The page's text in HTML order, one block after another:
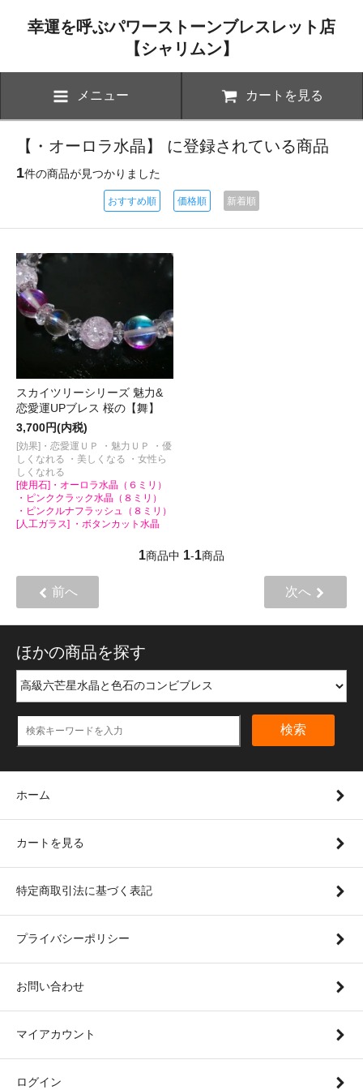
幸運を呼ぶパワーストーンブレスレット店
【シャリムン】
メニュー カートを見る
【・オーロラ水晶】 に登録されている商品
1件の商品が見つかりました
おすすめ順 価格順 新着順
スカイツリーシリーズ 魅力&
恋愛運UPブレス 桜の【舞】
3,700円(内税)
[効果]・恋愛運ＵＰ ・魅力ＵＰ ・優
しくなれる ・美しくなる ・女性ら
しくなれる
[使用石]・オーロラ水晶（６ミリ）
・ピンククラック水晶（８ミリ）
・ピンクルナフラッシュ（８ミリ）
[人工ガラス] ・ボタンカット水晶
1商品中 1-1商品
前へ 次へ
ほかの商品を探す
検索
ホーム
カートを見る
特定商取引法に基づく表記
プライバシーポリシー
お問い合わせ
マイアカウント
ログイン